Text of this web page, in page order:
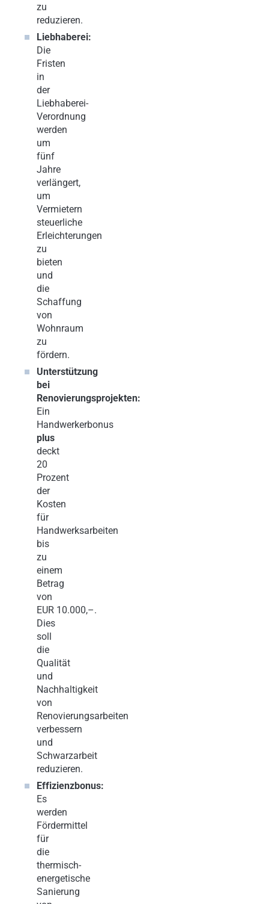
zu
reduzieren.
Liebhaberei:
Die
Fristen
in
der
Liebhaberei-
Verordnung
werden
um
fünf
Jahre
verlängert,
um
Vermietern
steuerliche
Erleichterungen
zu
bieten
und
die
Schaffung
von
Wohnraum
zu
fördern.
Unterstützung
bei
Renovierungsprojekten:
Ein
Handwerkerbonus
plus
deckt
20
Prozent
der
Kosten
für
Handwerksarbeiten
bis
zu
einem
Betrag
von
EUR 10.000,–.
Dies
soll
die
Qualität
und
Nachhaltigkeit
von
Renovierungsarbeiten
verbessern
und
Schwarzarbeit
reduzieren.
Effizienzbonus:
Es
werden
Fördermittel
für
die
thermisch-
energetische
Sanierung